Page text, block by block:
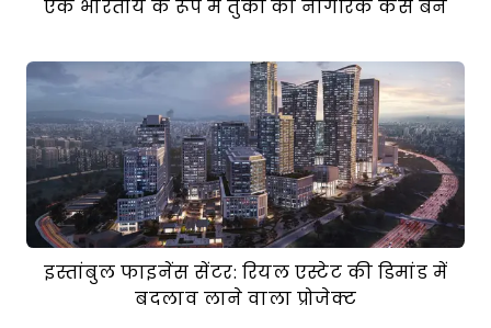
एक भारतीय के रूप में तुर्की का नागरिक कैसे बनें
इस्तांबुल फाइनेंस सेंटर: रियल एस्टेट की डिमांड में
बदलाव लाने वाला प्रोजेक्ट